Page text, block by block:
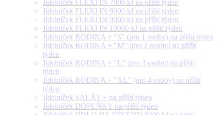
Jídelníček FLEXI IN 7000 kJ na příští týden
Jídelníček FLEXI IN 8000 kJ na příští týden
Jídelníček FLEXI IN 9000 kJ na příští týden
Jídelníček FLEXI IN 10000 kJ na příští týden
Jídelníček RODINA + "S" (pro 1 osobu) na příští týden
Jídelníček RODINA + "M" (pro 2 osoby) na příští
týden
Jídelníček RODINA + "L" (pro 3 osoby) na příští
týden
Jídelníček RODINA + "XL" (pro 4 osoby) na příští
týden
Jídelníček SALÁT + na příští týden
Jídelníček DOPLŇKY na příští týden